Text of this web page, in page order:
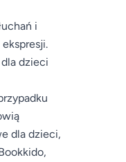
i
dzieci
dla dzieci,